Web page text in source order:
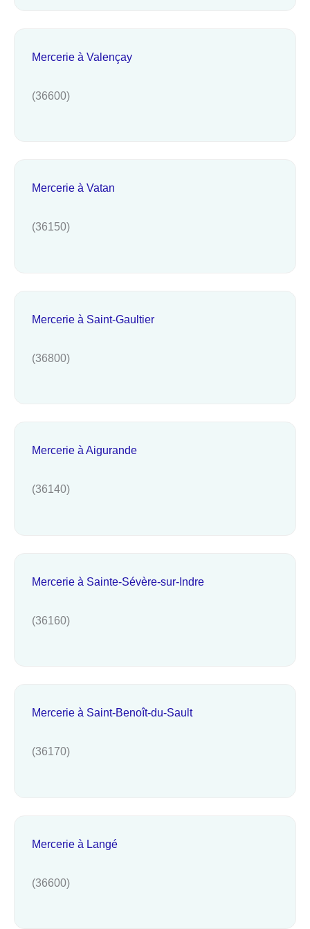
Mercerie à Valençay
(36600)
Mercerie à Vatan
(36150)
Mercerie à Saint-Gaultier
(36800)
Mercerie à Aigurande
(36140)
Mercerie à Sainte-Sévère-sur-Indre
(36160)
Mercerie à Saint-Benoît-du-Sault
(36170)
Mercerie à Langé
(36600)